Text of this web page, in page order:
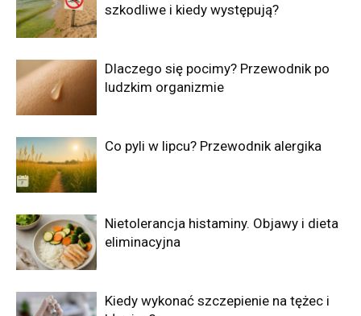
szkodliwe i kiedy występują?
Dlaczego się pocimy? Przewodnik po
ludzkim organizmie
Co pyli w lipcu? Przewodnik alergika
Nietolerancja histaminy. Objawy i dieta
eliminacyjna
Kiedy wykonać szczepienie na tężec i